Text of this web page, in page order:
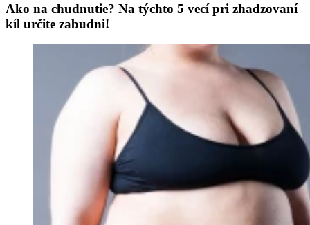
Ako na chudnutie? Na týchto 5 vecí pri zhadzovaní
kíl určite zabudni!